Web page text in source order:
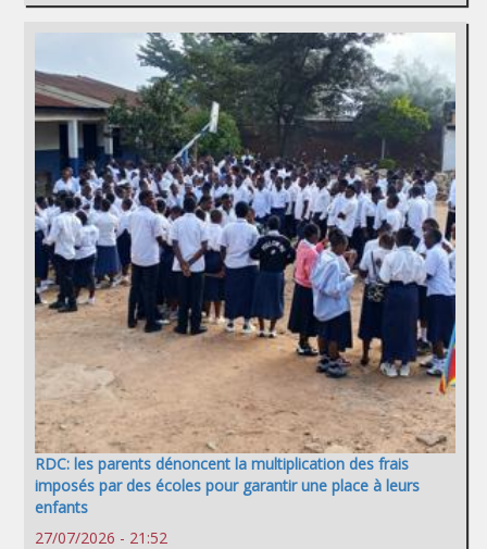
RDC: les parents dénoncent la multiplication des frais
imposés par des écoles pour garantir une place à leurs
enfants
27/07/2026 - 21:52